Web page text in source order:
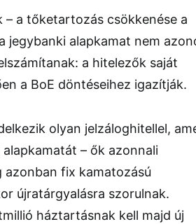
a tőketartozás csökkenése a
jegybanki alapkamat nem
a hitelezők saját
a BoE döntéseihez igazítják.
olyan jelzáloghitellel,
– ők azonnali
fix kamatozású
újratárgyalásra szorulnak.
háztartásnak kell majd új